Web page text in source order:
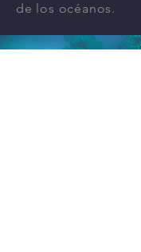
de los océanos.